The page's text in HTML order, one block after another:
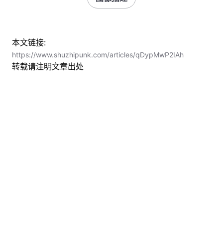
本文链接:
https://www.shuzhipunk.com/articles/qDypMwP2IAh
转载请注明文章出处